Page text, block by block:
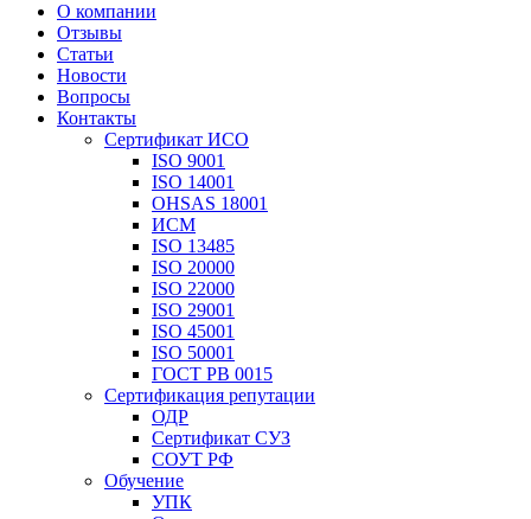
О компании
Отзывы
Статьи
Новости
Вопросы
Контакты
Сертификат ИСО
ISO 9001
ISO 14001
OHSAS 18001
ИСМ
ISO 13485
ISO 20000
ISO 22000
ISO 29001
ISO 45001
ISO 50001
ГОСТ РВ 0015
Сертификация репутации
ОДР
Сертификат СУЗ
СОУТ РФ
Обучение
УПК